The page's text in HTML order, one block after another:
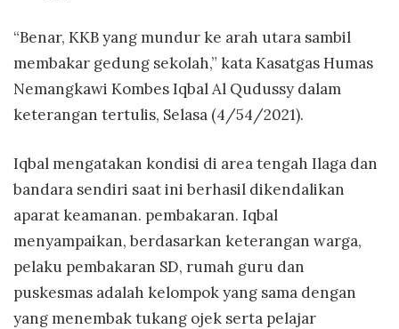
“Benar, KKB yang mundur ke arah utara sambil
membakar gedung sekolah,” kata Kasatgas Humas
Nemangkawi Kombes Iqbal Al Qudussy dalam
keterangan tertulis, Selasa (4/54/2021).
Iqbal mengatakan kondisi di area tengah Ilaga dan
bandara sendiri saat ini berhasil dikendalikan
aparat keamanan. pembakaran. Iqbal
menyampaikan, berdasarkan keterangan warga,
pelaku pembakaran SD, rumah guru dan
puskesmas adalah kelompok yang sama dengan
yang menembak tukang ojek serta pelajar